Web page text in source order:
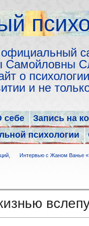
Самойловны
о
и не
себе
Запись на
психологии
Интервью с Жаном Ванье